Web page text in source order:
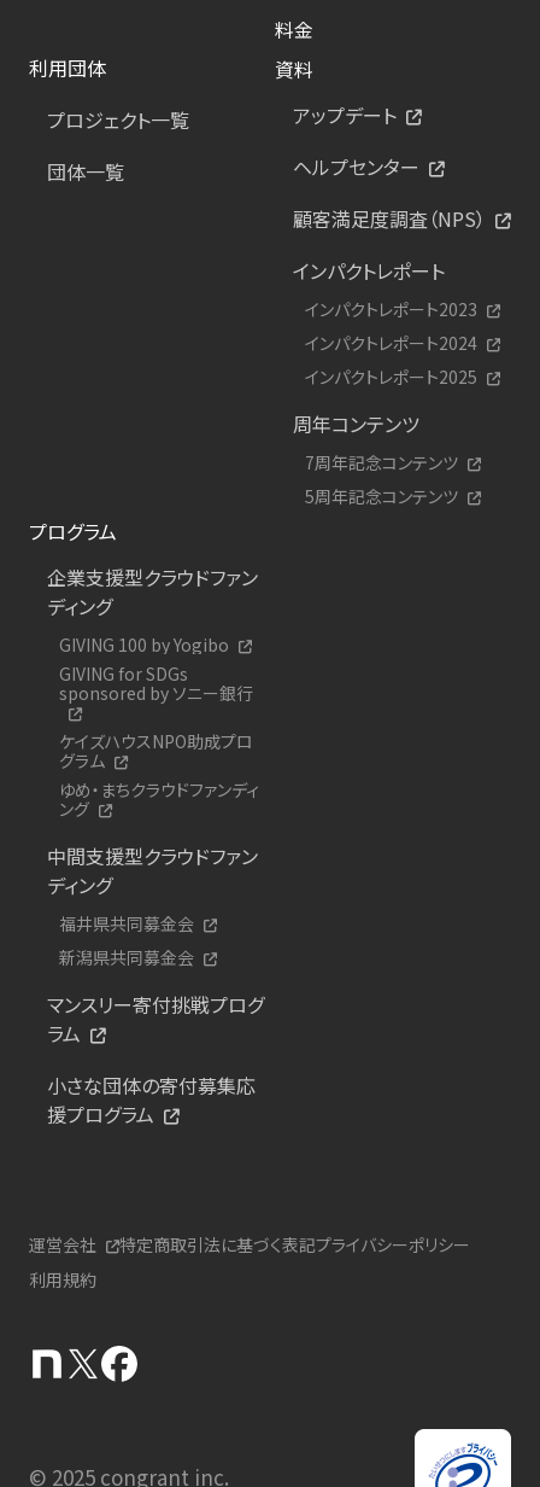
料金
利用団体
プロジェクト一覧
団体一覧
資料
アップデート
ヘルプセンター
顧客満足度調査（NPS）
インパクトレポート
インパクトレポート2023
インパクトレポート2024
インパクトレポート2025
周年コンテンツ
7周年記念コンテンツ
5周年記念コンテンツ
プログラム
企業支援型クラウドファン
ディング
GIVING 100 by Yogibo
GIVING for SDGs
sponsored by ソニー銀行
ケイズハウスNPO助成プロ
グラム
ゆめ・まちクラウドファンディ
ング
中間支援型クラウドファン
ディング
福井県共同募金会
新潟県共同募金会
マンスリー寄付挑戦プログ
ラム
小さな団体の寄付募集応
援プログラム
運営会社 特定商取引法に基づく表記プライバシーポリシー
利用規約
© 2025 congrant inc.